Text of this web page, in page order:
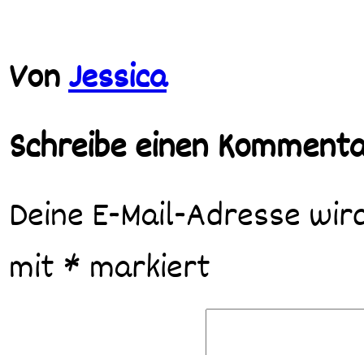
VonJessica
Schreibe einen
Deine E-Mail-Adresse
mit * markiert